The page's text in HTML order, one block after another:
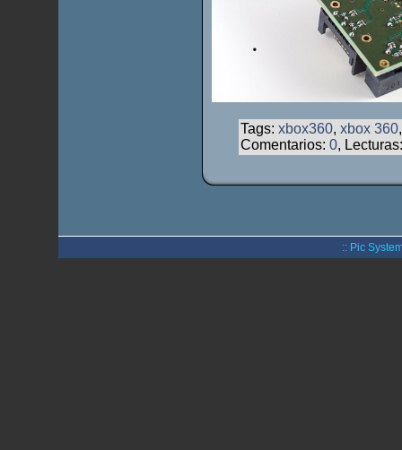
Tags: xbox360, xbox 360
Comentarios: 0,
:: Pic